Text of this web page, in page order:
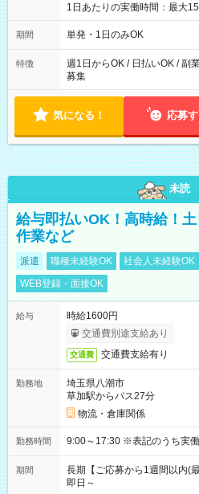
1日あたりの実働時間：最大
勤務 勤務：月・水・金 休み：火・木・土
可能です！ ※1日あたりの最大実働時間は日勤、夜勤共に勤務し
期間 単発・1日のみOK
特徴
週1日からOK / 日払いOK / 副
募集
気になる！ 応募
未読
給与即払いOK！高時給！
作業など
派遣 職種未経験OK 社会人未経験OK
WEB登録・面接OK
給与
時給1600円
交通費別途支給あり
交通費 交通費支給有り
勤務地
埼玉県八潮市
草加駅からバス27分
物流・倉庫関係
勤務時間 9:00～17:30 ※表記のう
期間
長期【ご応募から1週間以内(
即日～